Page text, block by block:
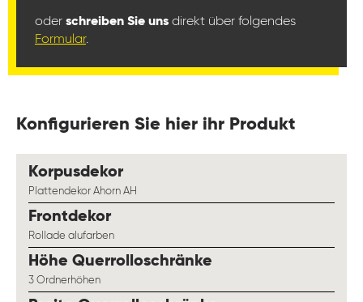
oder schreiben Sie uns direkt über folgendes
Formular.
Konfigurieren Sie hier ihr Produkt
Korpusdekorauswählen
Plattendekor Ahorn AH
Frontdekorauswählen
Rollade alufarben
Höhe Querrolloschränke
3 Ordnerhöhen